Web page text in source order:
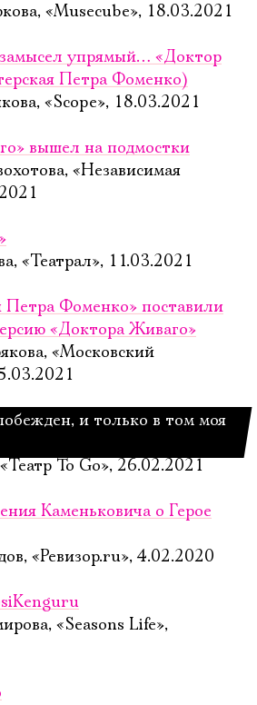
«Musecube», 18.03.2021
упрямый… «Доктор
Петра Фоменко)
«Scope», 18.03.2021
вышел на подмостки
«Независимая
«Театрал», 11.03.2021
Петра Фоменко» поставили
«Доктора Живаго»
«Московский
и только в том моя
To Go», 26.02.2021
Каменьковича о Герое
«Ревизор.ru», 4.02.2020
«Seasons Life»,